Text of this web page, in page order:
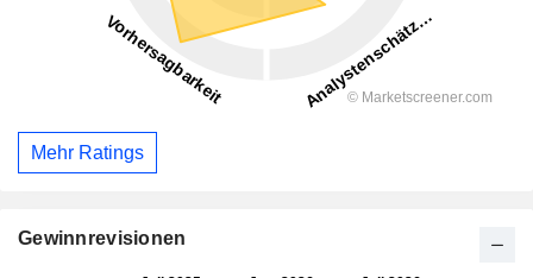
Mehr Ratings
Gewinnrevisionen